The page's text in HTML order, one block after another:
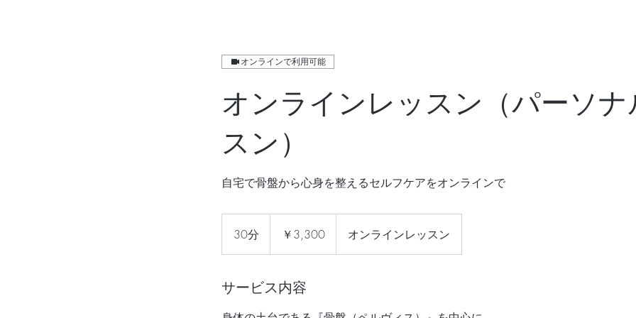
オンラインで利用可能
オンラインレッスン（パーソナ
スン）
自宅で骨盤から心身を整えるセルフケアをオンラインで
30分
0
￥3,300 オンラインレッスン
サービス内容